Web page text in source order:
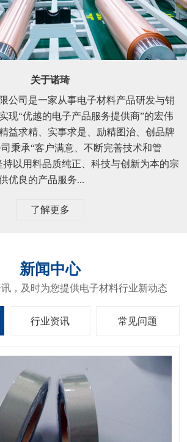
关于诺琦
公司是一家从事电子材料产品研发与销
现“优越的电子产品服务提供商”的宏伟
益求精、实事求是、励精图治、创品牌
秉承“客户满意、不断完善技术和管
持以用料品质纯正、科技与创新为本的宗
优良的产品服务...
了解更多
新闻中心
，及时为您提供电子材料行业新动态
行业资讯 常见问题